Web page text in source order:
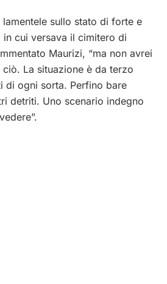
lamentele sullo stato di forte e
cui versava il cimitero di
Maurizi, “ma non avrei
La situazione è da terzo
di ogni sorta. Perfino bare
detriti. Uno scenario indegno